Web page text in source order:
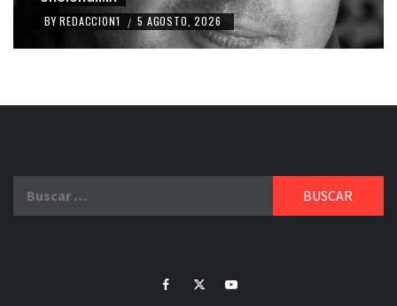
BY REDACCION1 / 4 AGOSTO, 2026
FacebookTwitterYoutube